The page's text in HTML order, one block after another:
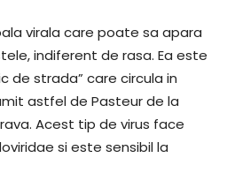
virala care poate sa apara
indiferent de rasa. Ea este
de strada” care circula in
astfel de Pasteur de la
Acest tip de virus face
si este sensibil la